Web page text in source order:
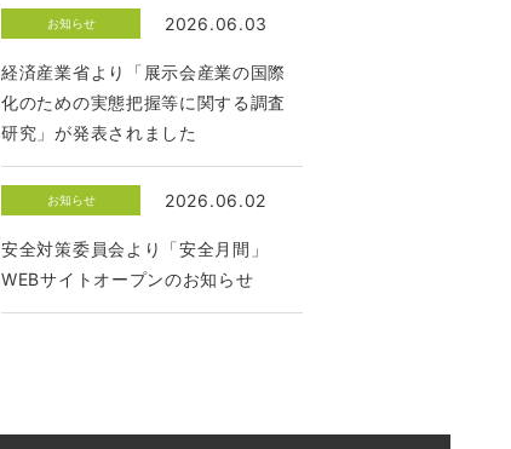
お知らせ 2026.06.03
経済産業省より「展示会産業の国際
化のための実態把握等に関する調査
研究」が発表されました
お知らせ 2026.06.02
安全対策委員会より「安全月間」
WEBサイトオープンのお知らせ